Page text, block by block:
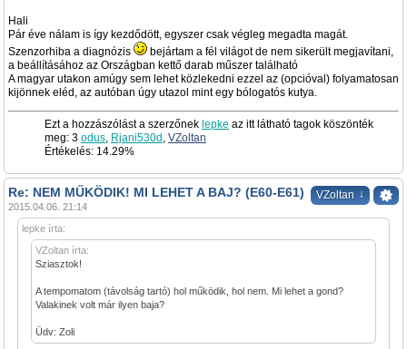
Hali
Pár éve nálam is így kezdődött, egyszer csak végleg megadta magát.
Szenzorhiba a diagnózis
bejártam a fél világot de nem sikerült megjavítani,
a beállításához az Országban kettő darab műszer található
A magyar utakon amúgy sem lehet közlekedni ezzel az (opcióval) folyamatosan
kijönnek eléd, az autóban úgy utazol mint egy bólogatós kutya.
Ezt a hozzászólást a szerzőnek lepke az itt látható tagok köszönték
meg: 3 odus, Rjani530d , VZoltan
Értékelés: 14.29%
VZoltan ↓
Re: NEM MŰKÖDIK! MI LEHET A BAJ? (E60-E61)
2015.04.06. 21:14
lepke írta:
VZoltan írta:
Sziasztok!
A tempomatom (távolság tartó) hol működik, hol nem. Mi lehet a gond?
Valakinek volt már ilyen baja?
Üdv: Zoli